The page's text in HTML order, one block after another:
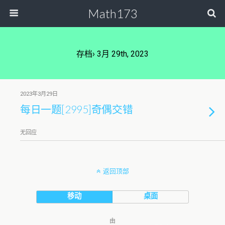
Math173
存档› 3月 29th, 2023
2023年3月29日
每日一题[2995]奇偶交错
无回应
返回顶部
移动 桌面
由